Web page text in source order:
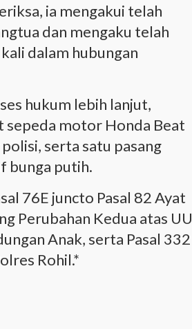
ia mengakui telah
dan mengaku telah
dalam hubungan
hukum lebih lanjut,
sepeda motor Honda Beat
serta satu pasang
bunga putih.
76E juncto Pasal 82 Ayat
Perubahan Kedua atas UU
Anak, serta Pasal 332
Rohil.*